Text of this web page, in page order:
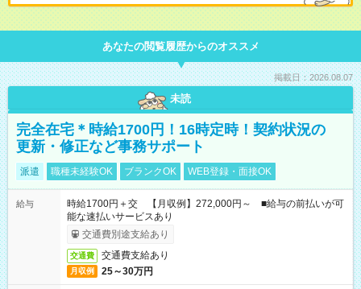
あなたの閲覧履歴からのオススメ
掲載日：2026.08.07
未読
完全在宅＊時給1700円！16時定時！契約状況の
更新・修正など事務サポート
派遣 職種未経験OK ブランクOK WEB登録・面接OK
給与
時給1700円＋交 【月収例】272,000円～ ■給与の前払いが可
能な速払いサービスあり
交通費別途支給あり
交通費 交通費支給あり
月収例 25～30万円